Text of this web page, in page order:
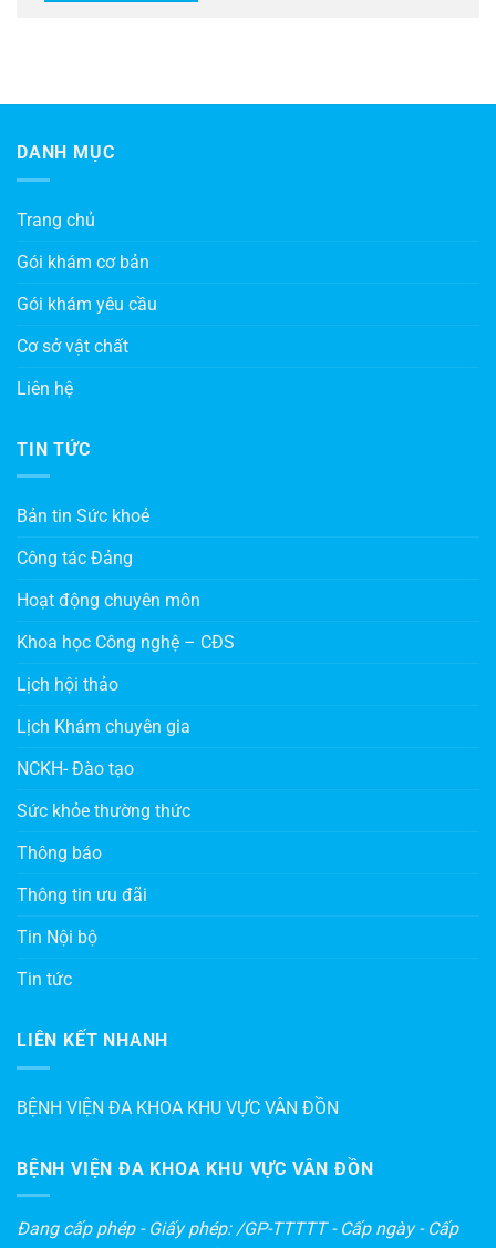
DANH MỤC
Trang chủ
Gói khám cơ bản
Gói khám yêu cầu
Cơ sở vật chất
Liên hệ
TIN TỨC
Bản tin Sức khoẻ
Công tác Đảng
Hoạt động chuyên môn
Khoa học Công nghệ – CĐS
Lịch hội thảo
Lịch Khám chuyên gia
NCKH- Đào tạo
Sức khỏe thường thức
Thông báo
Thông tin ưu đãi
Tin Nội bộ
Tin tức
LIÊN KẾT NHANH
BỆNH VIỆN ĐA KHOA KHU VỰC VÂN ĐỒN
BỆNH VIỆN ĐA KHOA KHU VỰC VÂN ĐỒN
Đang cấp phép - Giấy phép: /GP-TTTTT - Cấp ngày - Cấp